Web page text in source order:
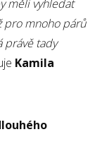
měli vyhledat
pro mnoho párů
právě tady
Kamila